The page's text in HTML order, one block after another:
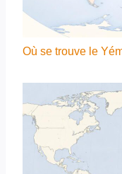
Où se trouve le